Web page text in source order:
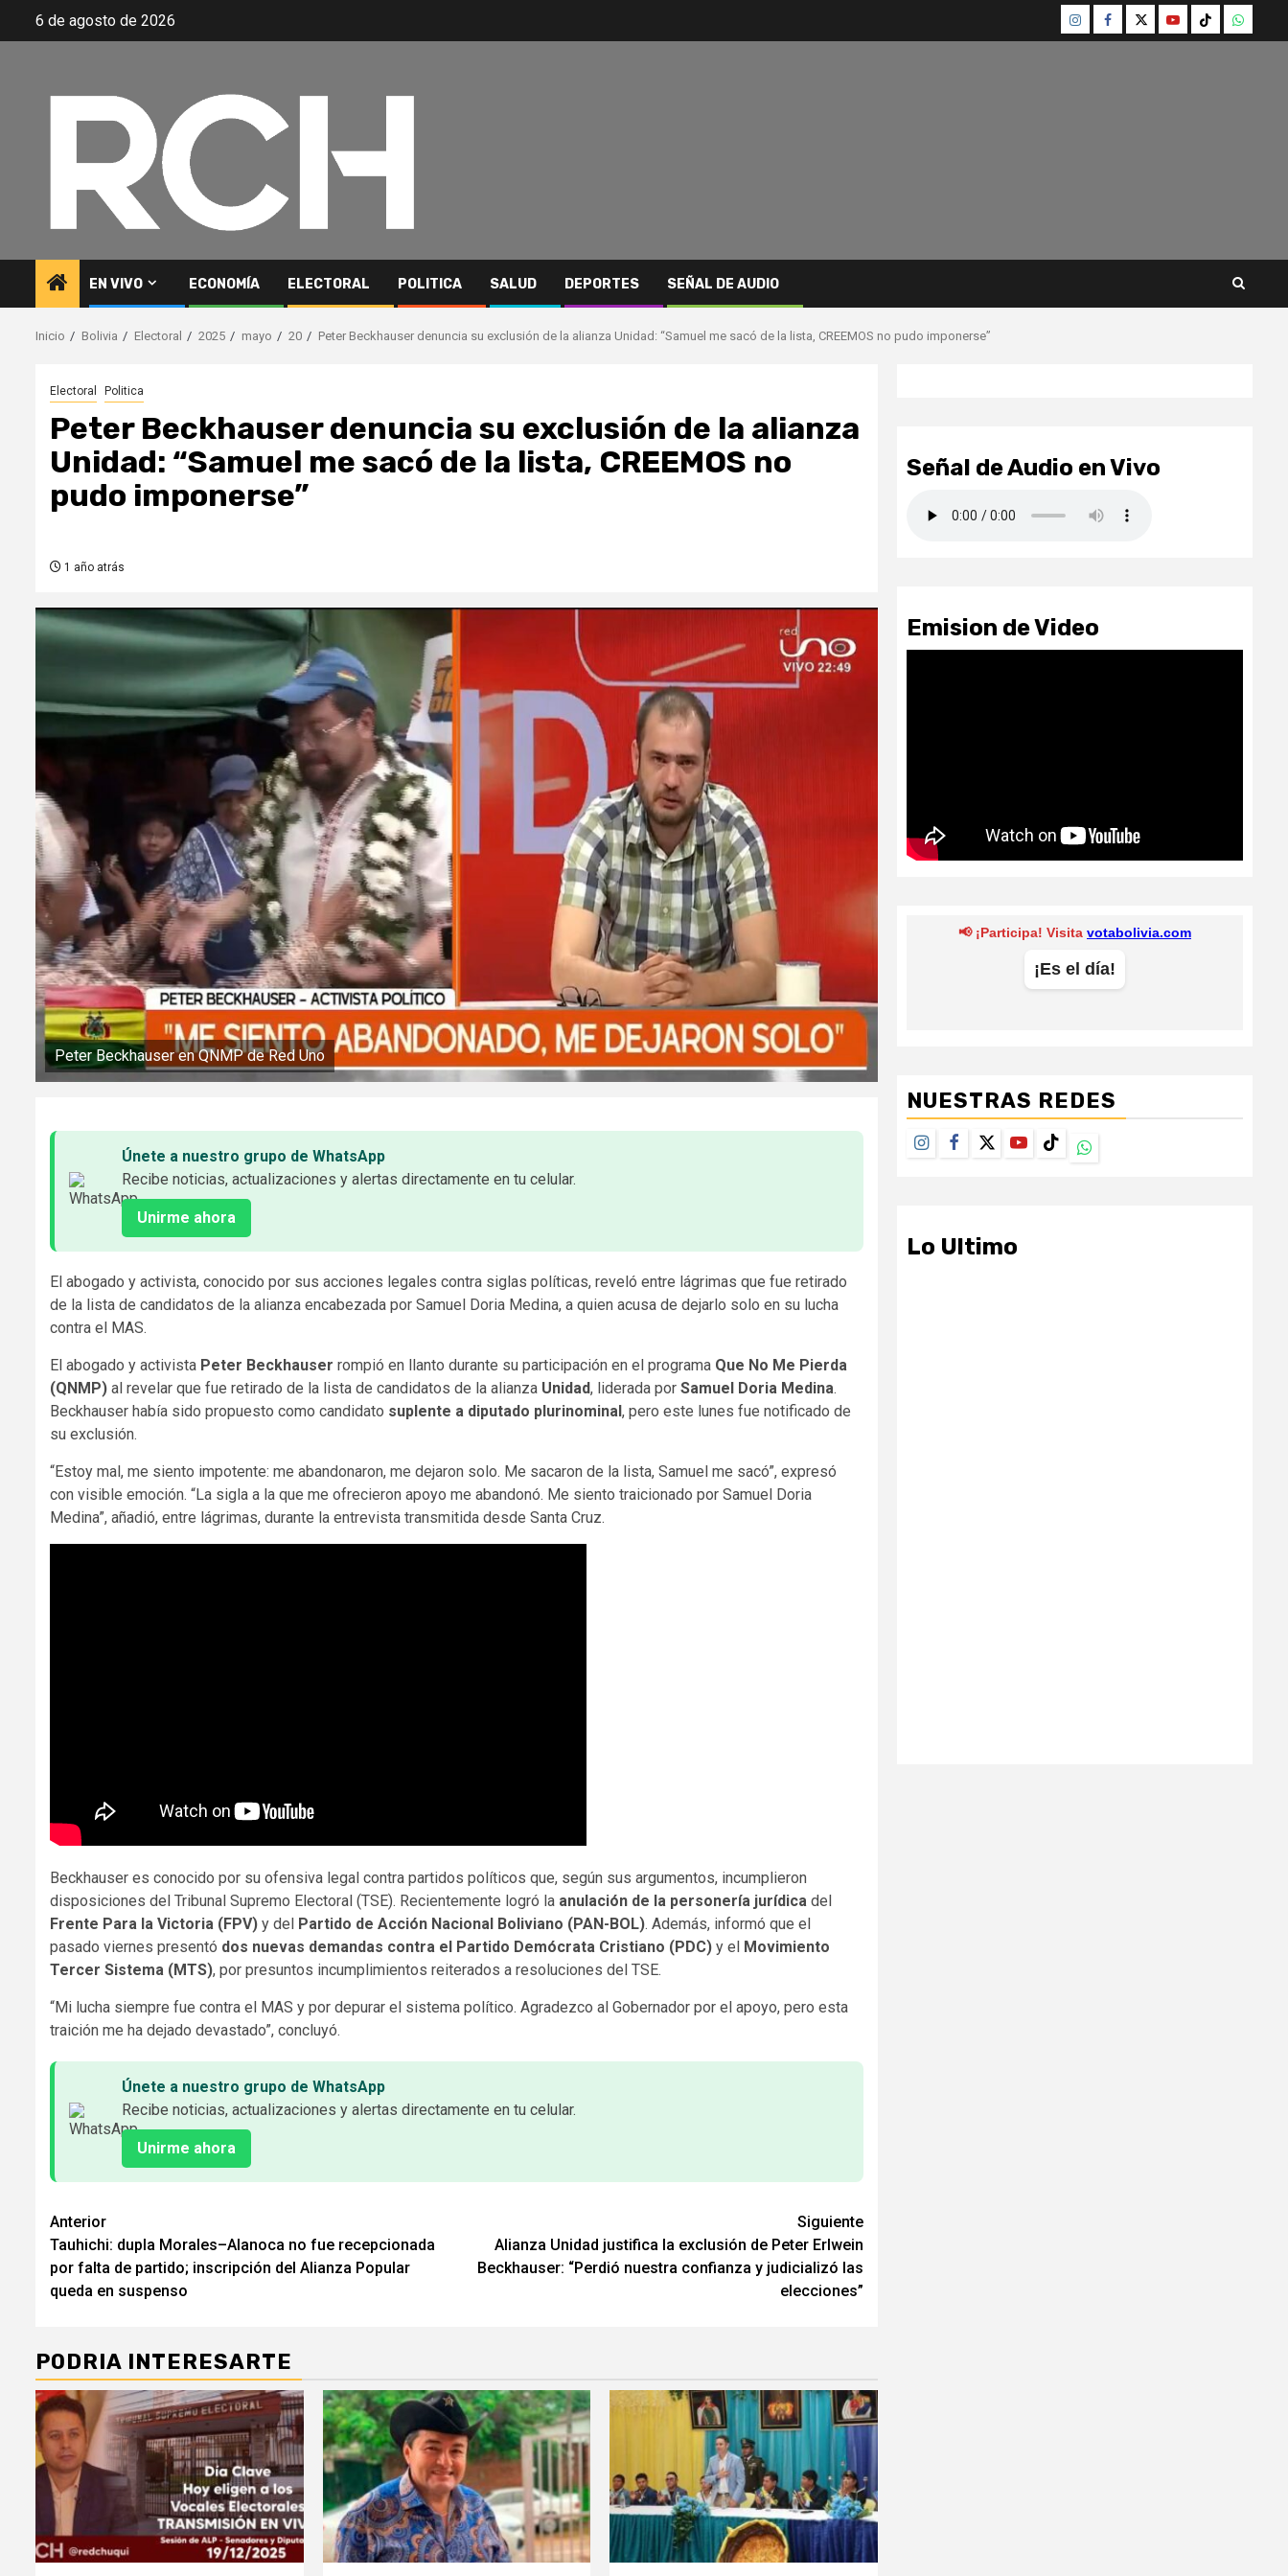
6 de agosto de 2026 InstagramFacebook
TwitterYoutubeTikTok
EN VIVO ECONOMÍA ELECTORAL POLITICA SALUD DEPORTES SEÑAL DE AUDIO
Inicio Bolivia Electoral 2025 mayo 20 Peter Beckhauser denuncia su exclusión de la alianza Unidad: “Samuel me sacó de la lista, CREEMOS no pudo imponerse”
Electoral Politica
Peter Beckhauser denuncia su exclusión de la alianza
Unidad: “Samuel me sacó de la lista, CREEMOS no
pudo imponerse”
1 año atrás
Peter Beckhauser en QNMP de Red Uno
Únete a nuestro grupo de WhatsApp
Recibe noticias, actualizaciones y alertas directamente en tu celular.
Unirme ahora
El abogado y activista, conocido por sus acciones legales contra siglas políticas, reveló entre lágrimas que fue retirado
de la lista de candidatos de la alianza encabezada por Samuel Doria Medina, a quien acusa de dejarlo solo en su lucha
contra el MAS.
El abogado y activista Peter Beckhauser rompió en llanto durante su participación en el programa Que No Me Pierda
(QNMP) al revelar que fue retirado de la lista de candidatos de la alianza Unidad, liderada por Samuel Doria Medina.
Beckhauser había sido propuesto como candidato suplente a diputado plurinominal, pero este lunes fue notificado de
su exclusión.
“Estoy mal, me siento impotente: me abandonaron, me dejaron solo. Me sacaron de la lista, Samuel me sacó”, expresó
con visible emoción. “La sigla a la que me ofrecieron apoyo me abandonó. Me siento traicionado por Samuel Doria
Medina”, añadió, entre lágrimas, durante la entrevista transmitida desde Santa Cruz.
Beckhauser es conocido por su ofensiva legal contra partidos políticos que, según sus argumentos, incumplieron
disposiciones del Tribunal Supremo Electoral (TSE). Recientemente logró la anulación de la personería jurídica del
Frente Para la Victoria (FPV) y del Partido de Acción Nacional Boliviano (PAN-BOL). Además, informó que el
pasado viernes presentó dos nuevas demandas contra el Partido Demócrata Cristiano (PDC) y el Movimiento
Tercer Sistema (MTS), por presuntos incumplimientos reiterados a resoluciones del TSE.
“Mi lucha siempre fue contra el MAS y por depurar el sistema político. Agradezco al Gobernador por el apoyo, pero esta
traición me ha dejado devastado”, concluyó.
Únete a nuestro grupo de WhatsApp
Recibe noticias, actualizaciones y alertas directamente en tu celular.
Unirme ahora
Seguir
leyendo
Anterior
Tauhichi: dupla Morales–Alanoca no fue recepcionada
por falta de partido; inscripción del Alianza Popular
queda en suspenso
Siguiente
Alianza Unidad justifica la exclusión de Peter Erlwein
Beckhauser: “Perdió nuestra confianza y judicializó las
elecciones”
PODRIA INTERESARTE
Señal de Audio en Vivo
Emision de Video
NUESTRAS REDES
Instagram
Facebook
TwitterYoutubeTikTokWhatsapp
Lo Ultimo